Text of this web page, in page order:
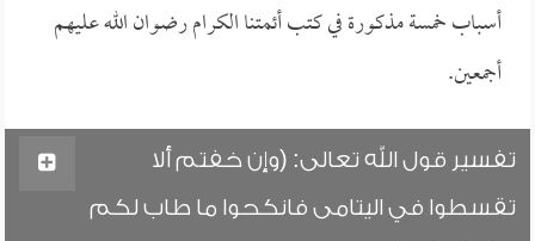
أسباب خمسة مذكورة في كتب أئمتنا الكرام رضوان الله عليهم
أجمعين.
تفسير قول الله تعالى: (وإن خفتم ألا
تقسطوا في اليتامى فانكحوا ما طاب لكم